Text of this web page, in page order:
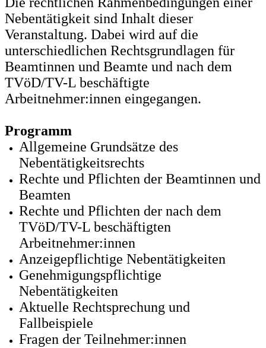
Nebentätigkeit sind Inhalt dieser
Veranstaltung. Dabei wird auf die
unterschiedlichen Rechtsgrundlagen für
Beamtinnen und Beamte und nach dem
TVöD/TV-L beschäftigte
Arbeitnehmer:innen eingegangen.
Programm
Allgemeine Grundsätze des
Nebentätigkeitsrechts
Rechte und Pflichten der Beamtinnen und
Beamten
Rechte und Pflichten der nach dem
TVöD/TV-L beschäftigten
Arbeitnehmer:innen
Anzeigepflichtige Nebentätigkeiten
Genehmigungspflichtige
Nebentätigkeiten
Aktuelle Rechtsprechung und
Fallbeispiele
Fragen der Teilnehmer:innen